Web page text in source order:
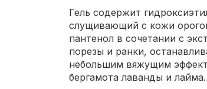
Гель содержит
слущивающий с кожи
пантенол в сочетании с
порезы и ранки,
небольшим вяжущим
бергамота лаванды и лайма.